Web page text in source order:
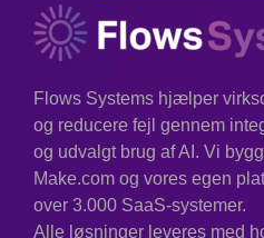
Flows Systems hjælper
og reducere fejl gennem
og udvalgt brug af AI. Vi
Make.com og vores egen
over 3.000 SaaS-systemer.
Alle løsninger leveres med